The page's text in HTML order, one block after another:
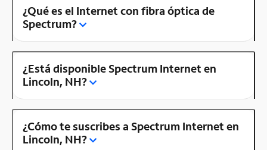
¿Qué es el Internet con fibra óptica de
Spectrum?
¿Está disponible Spectrum Internet en
Lincoln, NH?
¿Cómo te suscribes a Spectrum Internet en
Lincoln, NH?